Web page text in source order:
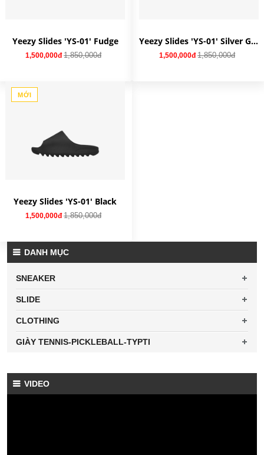
Yeezy Slides 'YS-01' Fudge
1,500,000đ 1,850,000đ
Yeezy Slides 'YS-01' Silver Green
1,500,000đ 1,850,000đ
MỚI
Yeezy Slides 'YS-01' Black
1,500,000đ 1,850,000đ
DANH MỤC
SNEAKER
SLIDE
CLOTHING
GIÀY TENNIS-PICKLEBALL-TYPTI
VIDEO